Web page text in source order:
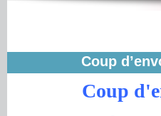
Coup
Coup